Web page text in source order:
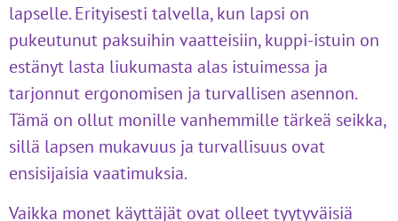
lapselle. Erityisesti talvella, kun lapsi on
pukeutunut paksuihin vaatteisiin, kuppi-istuin on
estänyt lasta liukumasta alas istuimessa ja
tarjonnut ergonomisen ja turvallisen asennon.
Tämä on ollut monille vanhemmille tärkeä seikka,
sillä lapsen mukavuus ja turvallisuus ovat
ensisijaisia vaatimuksia.
Vaikka monet käyttäjät ovat olleet tyytyväisiä